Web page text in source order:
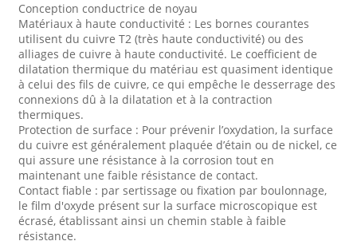
Conception conductrice de noyau
Matériaux à haute conductivité : Les bornes courantes
utilisent du cuivre T2 (très haute conductivité) ou des
alliages de cuivre à haute conductivité. Le coefficient de
dilatation thermique du matériau est quasiment identique
à celui des fils de cuivre, ce qui empêche le desserrage des
connexions dû à la dilatation et à la contraction
thermiques.
Protection de surface : Pour prévenir l’oxydation, la surface
du cuivre est généralement plaquée d’étain ou de nickel, ce
qui assure une résistance à la corrosion tout en
maintenant une faible résistance de contact.
Contact fiable : par sertissage ou fixation par boulonnage,
le film d'oxyde présent sur la surface microscopique est
écrasé, établissant ainsi un chemin stable à faible
résistance.